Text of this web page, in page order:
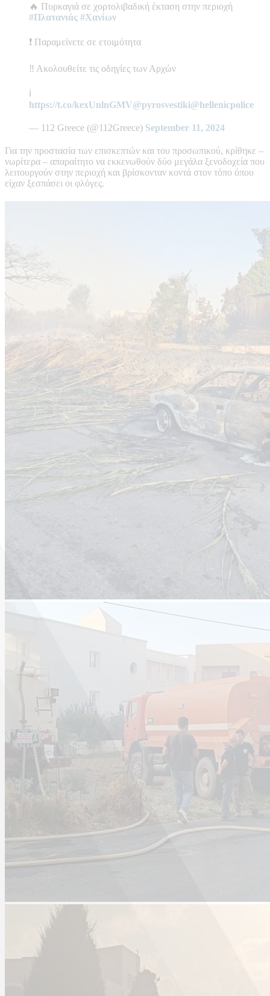
🔥 Πυρκαγιά σε χορτολιβαδική έκταση στην περιοχή
#Πλατανιάς #Χανίων
❗ Παραμείνετε σε ετοιμότητα
‼️ Ακολουθείτε τις οδηγίες των Αρχών
ℹ️
https://t.co/kexUnlnGMV@pyrosvestiki@hellenicpolice
— 112 Greece (@112Greece) September 11, 2024
Για την προστασία των επισκεπτών και του προσωπικού, κρίθηκε –
νωρίτερα – απαραίτητο να εκκενωθούν δύο μεγάλα ξενοδοχεία που
λειτουργούν στην περιοχή και βρίσκονταν κοντά στον τόπο όπου
είχαν ξεσπάσει οι φλόγες.